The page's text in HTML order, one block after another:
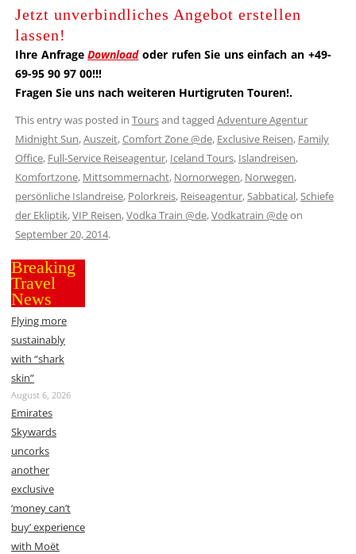
Jetzt unverbindliches Angebot erstellen
lassen!
Ihre AnfrageDownloadoder rufen Sie uns einfach an +49-
69-95 90 97 00!!!
Fragen Sie uns nach weiteren Hurtigruten Touren!.
This entry was posted in Toursand tagged Adventure Agentur
Midnight Sun,Auszeit,Comfort Zone @de, Exclusive Reisen, Family
Office, Full-Service Reiseagentur, Iceland Tours, Islandreisen,
Komfortzone, Mittsommernacht, Nornorwegen, Norwegen,
persönliche Islandreise, Polorkreis, Reiseagentur,Sabbatical,Schiefe
der Ekliptik,VIP Reisen,Vodka Train @de,Vodkatrain @deon
September 20, 2014.
Breaking
Travel
News
Flying more
sustainably
with “shark
skin”
August 6, 2026
Emirates
Skywards
uncorks
another
exclusive
‘money can’t
buy’ experience
with Moët